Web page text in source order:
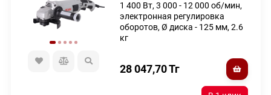
1 400 Вт, 3 000 - 12 000 об/мин,
электронная регулировка
оборотов, Ø диска - 125 мм, 2.6
кг
28 047,70Тг